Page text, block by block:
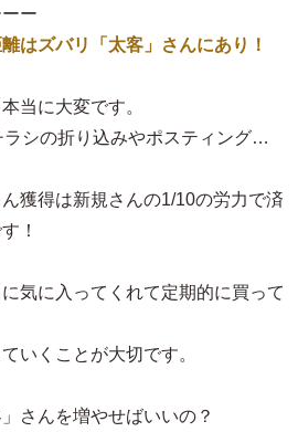
ー
はズバリ「太客」さんにあり！
当に大変です。
シの折り込みやポスティング…
獲得は新規さんの1/10の労力で済
！
気に入ってくれて定期的に買って
いくことが大切です。
さんを増やせばいいの？